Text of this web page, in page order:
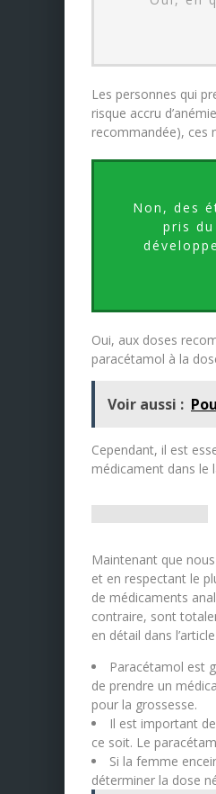
Les personnes qui
risque accru
recommandée), ces
Non, des
pris
Oui, aux doses
paracétamol à la
Voir aussi :
Cependant, il est
médicament dans le
Maintenant que
et en respectant le
de médicaments
contraire, sont
en détail dans
Paracétamol est
de prendre un
pour la grossesse.
Il est important
ce soit. Le
Si la femme
déterminer la dose